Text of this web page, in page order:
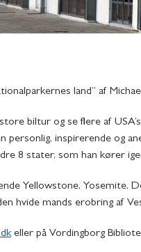
land” af
biltur og se flere af
personlig, inspirerende og
8 stater, som han kører
Yellowstone, Yosemite,
hvide mands erobring af
eller på Vordingborg